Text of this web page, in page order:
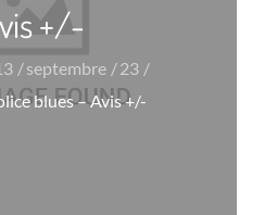
+/-
septembre
23
blues – Avis +/-